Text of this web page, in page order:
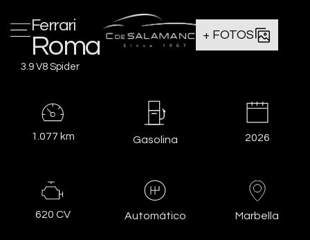
+ FOTOS
Ferrari
Roma
3.9 V8 Spider
1.077 km Gasolina 2026
620 CV Automático Marbella